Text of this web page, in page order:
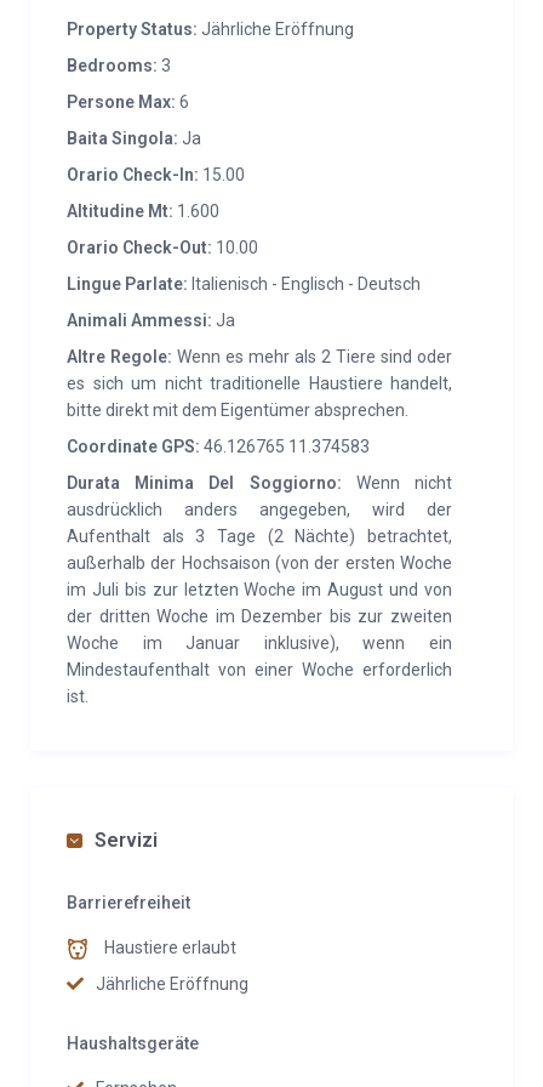
Property Status: Jährliche Eröffnung
Bedrooms: 3
Persone Max: 6
Baita Singola: Ja
Orario Check-In: 15.00
Altitudine Mt: 1.600
Orario Check-Out: 10.00
Lingue Parlate: Italienisch - Englisch - Deutsch
Animali Ammessi: Ja
Altre Regole: Wenn es mehr als 2 Tiere sind oder
es sich um nicht traditionelle Haustiere handelt,
bitte direkt mit dem Eigentümer absprechen.
Coordinate GPS: 46.126765 11.374583
Durata Minima Del Soggiorno: Wenn nicht
ausdrücklich anders angegeben, wird der
Aufenthalt als 3 Tage (2 Nächte) betrachtet,
außerhalb der Hochsaison (von der ersten Woche
im Juli bis zur letzten Woche im August und von
der dritten Woche im Dezember bis zur zweiten
Woche im Januar inklusive), wenn ein
Mindestaufenthalt von einer Woche erforderlich
ist.
Servizi
Barrierefreiheit
Haustiere erlaubt
Jährliche Eröffnung
Haushaltsgeräte